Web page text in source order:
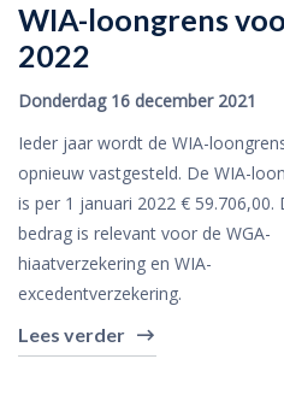
WIA-loongrens
2022
Donderdag 16 december 2021
Ieder jaar wordt de WIA-
opnieuw vastgesteld. De WIA-
is per 1 januari 2022 € 59.706,00.
bedrag is relevant voor de WGA-
hiaatverzekering en WIA-
excedentverzekering.
Lees verder